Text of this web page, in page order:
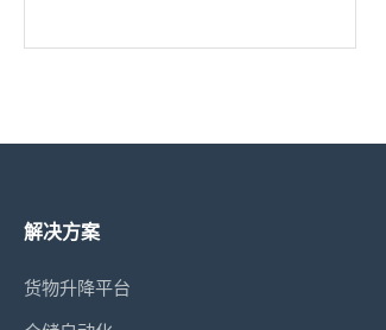
解决方案
货物升降平台